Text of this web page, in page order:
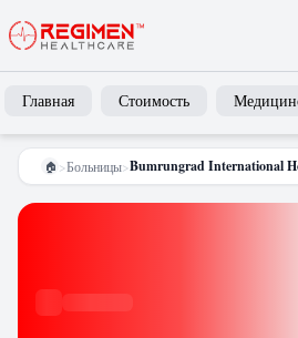
Главная Стоимость
🏠 >Больницы>Bumrungrad International